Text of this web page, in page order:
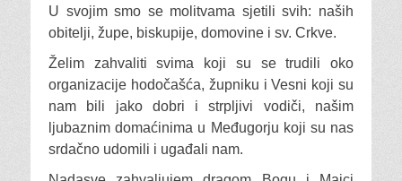
U svojim smo se molitvama sjetili svih: naših
obitelji, župe, biskupije, domovine i sv. Crkve.
Želim zahvaliti svima koji su se trudili oko
organizacije hodočašća, župniku i Vesni koji su
nam bili jako dobri i strpljivi vodiči, našim
ljubaznim domaćinima u Međugorju koji su nas
srdačno udomili i ugađali nam.